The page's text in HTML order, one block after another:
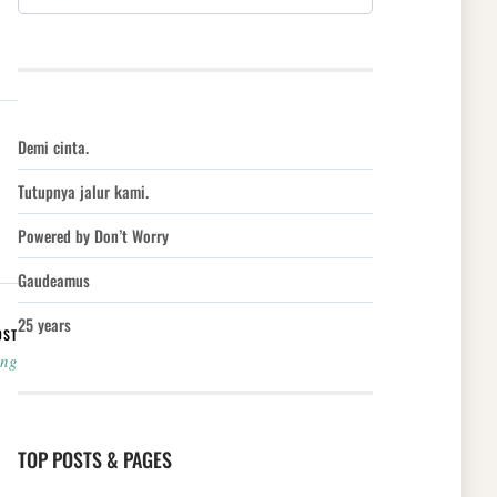
Demi cinta.
Tutupnya jalur kami.
Powered by Don’t Worry
Gaudeamus
25 years
TOP POSTS & PAGES